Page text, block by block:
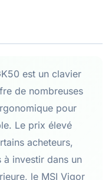
est un clavier
de nombreuses
pour
Le prix élevé
acheteurs,
investir dans un
le MSI Vigor